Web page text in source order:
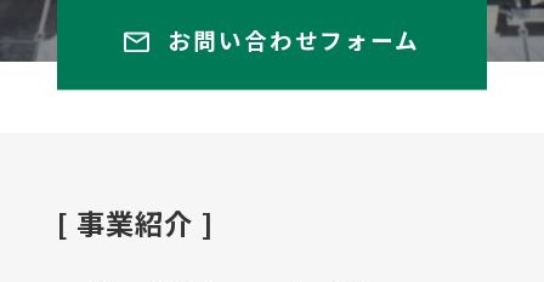
お問い合わせフォーム
[ 事業紹介 ]